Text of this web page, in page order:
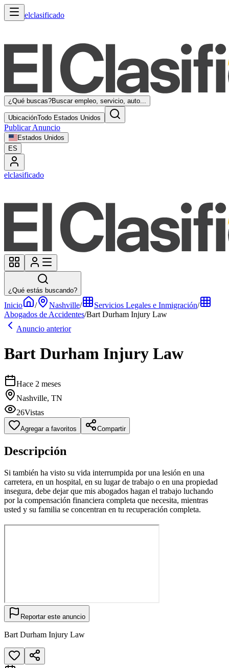
elclasificado
¿Qué buscas?Buscar empleo, servicio, auto...
UbicaciónTodo Estados Unidos
Publicar Anuncio
Estados Unidos
ES
elclasificado
¿Qué estás buscando?
Inicio / Nashville/ Servicios Legales e Inmigración/
Abogados de Accidentes/Bart Durham Injury Law
Anuncio anterior
Bart Durham Injury Law
Hace 2 meses
Nashville, TN
26Vistas
Agregar a favoritos Compartir
Descripción
Si también ha visto su vida interrumpida por una lesión en una
carretera, en un hospital, en su lugar de trabajo o en una propiedad
insegura, debe dejar que mis abogados hagan el trabajo luchando
por la compensación financiera completa que necesita, mientras
usted y su familia se concentran en tu recuperación completa.
Reportar este anuncio
Bart Durham Injury Law